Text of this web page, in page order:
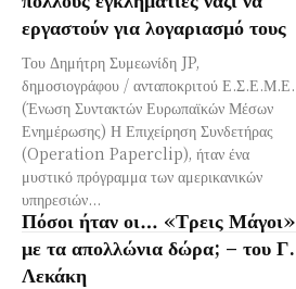
εργαστούν για λογαριασμό τους
Του Δημήτρη Συμεωνίδη JP,
δημοσιογράφου / ανταποκριτού Ε.Σ.Ε.Μ.Ε.
(Ένωση Συντακτών Ευρωπαϊκών Μέσων
Ενημέρωσης) Η Επιχείρηση Συνδετήρας
(Operation Paperclip), ήταν ένα
μυστικό πρόγραμμα των αμερικανικών
υπηρεσιών...
Πόσοι ήταν οι… «Τρεις Μάγοι»
με τα απολλώνια δώρα; – του Γ.
Λεκάκη